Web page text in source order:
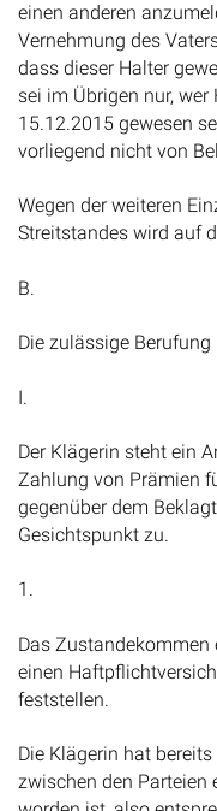
einen anderen
Vernehmung des
dass dieser Halter
sei im Übrigen nur,
15.12.2015 gewesen
vorliegend nicht von
Wegen der weiteren
Streitstandes wird auf
B.
Die zulässige
I.
Der Klägerin steht ein
Zahlung von Prämien
gegenüber dem
Gesichtspunkt zu.
1.
Das Zustandekommen
einen
feststellen.
Die Klägerin hat
zwischen den Parteien